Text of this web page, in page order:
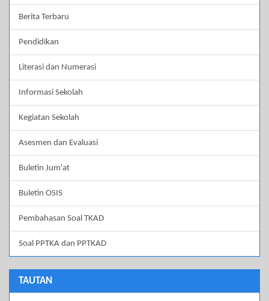
Berita Terbaru
Pendidikan
Literasi dan Numerasi
Informasi Sekolah
Kegiatan Sekolah
Asesmen dan Evaluasi
Buletin Jum'at
Buletin OSIS
Pembahasan Soal TKAD
Soal PPTKA dan PPTKAD
TAUTAN